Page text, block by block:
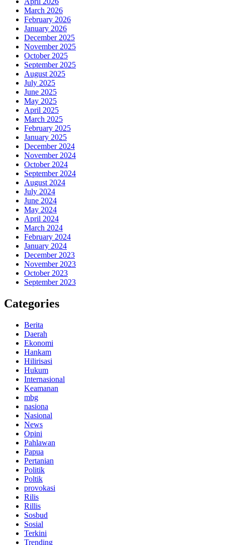
March 2026
February 2026
January 2026
December 2025
November 2025
October 2025
September 2025
August 2025
July 2025
June 2025
May 2025
April 2025
March 2025
February 2025
January 2025
December 2024
November 2024
October 2024
September 2024
August 2024
July 2024
June 2024
May 2024
April 2024
March 2024
February 2024
January 2024
December 2023
November 2023
October 2023
September 2023
Categories
Berita
Daerah
Ekonomi
Hankam
Hilirisasi
Hukum
Internasional
Keamanan
mbg
nasiona
Nasional
News
Opini
Pahlawan
Papua
Pertanian
Politik
Poltik
provokasi
Rilis
Rillis
Sosbud
Sosial
Terkini
Trending